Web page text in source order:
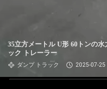
35立方メートル U形 60トンの
ック トレーラー
ダンプ トラック 2025-07-25